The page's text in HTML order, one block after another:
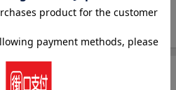
誌の他の号を見る